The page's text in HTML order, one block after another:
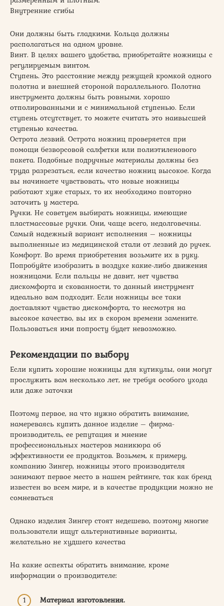
Внутренние сгибы
Они должны быть гладкими. Кольца должны
располагаться на одном уровне.
Винт. В целях вашего удобства, приобретайте ножницы с
регулируемым винтом.
Ступень. Это расстояние между режущей кромкой одного
полотна и внешней стороной параллельного. Полотна
инструмента должны быть ровными, хорошо
отполированными и с минимальной ступенью. Если
ступень отсутствует, то можете считать это наивысшей
ступенью качества.
Острота лезвий. Острота ножниц проверяется при
помощи безворсовой салфетки или полиэтиленового
пакета. Подобные подручные материалы должны без
труда разрезаться, если качество ножниц высокое. Когда
вы начинаете чувствовать, что новые ножницы
работают хуже старых, то их необходимо повторно
заточить у мастера.
Ручки. Не советуем выбирать ножницы, имеющие
пластмассовые ручки. Они, чаще всего, недолговечны.
Самый надежный вариант исполнения – ножницы
выполненные из медицинской стали от лезвий до ручек.
Комфорт. Во время приобретения возьмите их в руку.
Попробуйте изобразить в воздухе какие-либо движения
ножницами. Если пальцы не давит, нет чувства
дискомфорта и скованности, то данный инструмент
идеально вам подходит. Если ножницы все таки
доставляют чувство дискомфорта, то несмотря на
высокое качество, вы их в скором времени замените.
Пользоваться ими попросту будет невозможно.
Рекомендации по выбору
Если купить хорошие ножницы для кутикулы, они могут
прослужить вам несколько лет, не требуя особого ухода
или даже заточки
Поэтому первое, на что нужно обратить внимание,
намереваясь купить данное изделие – фирма-
производитель, ее репутация и мнение
профессиональных мастеров маникюра об
эффективности ее продуктов. Возьмем, к примеру,
компанию Зингер, ножницы этого производителя
занимают первое место в нашем рейтинге, так как бренд
известен во всем мире, и в качестве продукции можно не
сомневаться
Однако изделия Зингер стоят недешево, поэтому многие
пользователи ищут альтернативные варианты,
желательно не худшего качества
На какие аспекты обратить внимание, кроме
информации о производителе:
Материал изготовления.